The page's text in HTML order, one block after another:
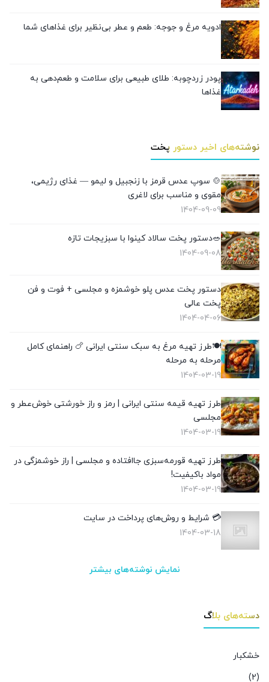
ادویه مرغ و جوجه: طعم و عطر بی‌نظیر برای غذاهای شما
پودر زردچوبه: طلای طبیعی برای سلامت و طعم‌دهی به
غذاها
نوشته‌های اخیر دستور پخت
🍲 سوپ عدس قرمز با زنجبیل و لیمو — غذای رژیمی،
مقوی و مناسب برای لاغری
1404-09-09
🥗دستور پخت سالاد کینوا با سبزیجات تازه
1404-09-08
دستور پخت عدس پلو خوشمزه و مجلسی + فوت و فن
پخت عالی
1404-04-06
🍽️طرز تهیه مرغ به سبک سنتی ایرانی 🍗 راهنمای کامل
مرحله به مرحله
1404-03-19
طرز تهیه قیمه سنتی ایرانی | رمز و راز خورشتی خوش‌عطر و
مجلسی
1404-03-19
طرز تهیه قورمه‌سبزی جاافتاده و مجلسی | راز خوشمزگی در
مواد باکیفیت!
1404-03-19
💳 شرایط و روش‌های پرداخت در سایت
1404-03-18
نمایش نوشته‌های بیشتر
دسته‌های بلاگ
خشکبار
(2)